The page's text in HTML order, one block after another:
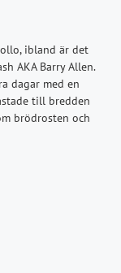
ibland är det
AKA Barry Allen.
dagar med en
till bredden
brödrosten och